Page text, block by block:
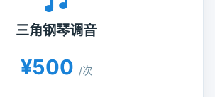
三角钢琴调音
¥500 /次